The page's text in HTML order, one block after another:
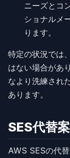
ニーズとコ
ショナルメ
ります。
特定の状況では
はない場合があ
なより洗練され
あります。
SES代替
AWS SESの代